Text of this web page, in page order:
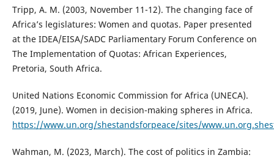
Tripp, A. M. (2003, November 11-12). The changing face of
Africa’s legislatures: Women and quotas. Paper presented
at the IDEA/EISA/SADC Parliamentary Forum Conference on
The Implementation of Quotas: African Experiences,
Pretoria, South Africa.
United Nations Economic Commission for Africa (UNECA).
(2019, June). Women in decision-making spheres in Africa.
https://www.un.org/shestandsforpeace/sites/
Wahman, M. (2023, March). The cost of politics in Zambia: